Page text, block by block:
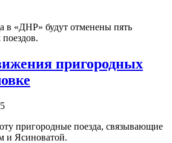
в «ДНР» будут отменены пять
пригородных
пригородные поезда, связывающие
и Ясиноватой.